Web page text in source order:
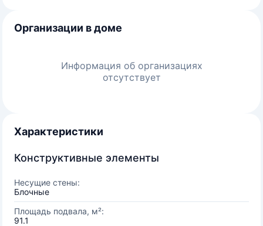
Организации в доме
Информация об организациях
отсутствует
Характеристики
Конструктивные элементы
Несущие стены:
Блочные
Площадь подвала, м²:
91.1